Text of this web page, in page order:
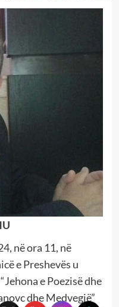
në ora 11, në
e Preshevës u
e Poezisë dhe
dhe Medvegjë”